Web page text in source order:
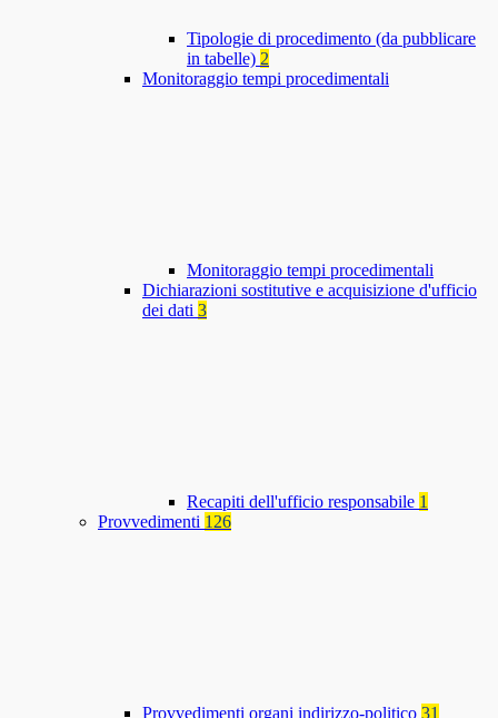
Tipologie di procedimento (da pubblicare
in tabelle) 2
Monitoraggio tempi procedimentali
Monitoraggio tempi procedimentali
Dichiarazioni sostitutive e acquisizione d'ufficio
dei dati 3
Recapiti dell'ufficio responsabile 1
Provvedimenti 126
Provvedimenti organi indirizzo-politico 31